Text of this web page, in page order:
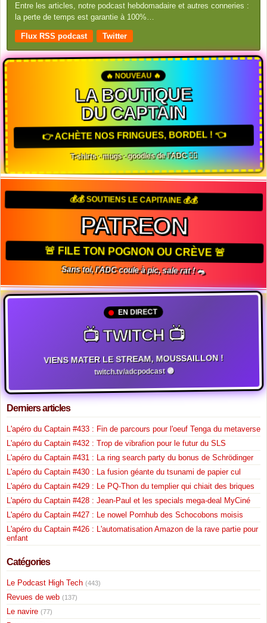
Entre les articles, notre podcast hebdomadaire et autres conneries :
la perte de temps est garantie à 100%…
Flux RSS podcast Twitter
🔥 NOUVEAU 🔥
LA BOUTIQUE
DU CAPTAIN
👉 ACHÈTE NOS FRINGUES, BORDEL ! 👈
T-shirts · mugs · goodies de l'ADC 🏴‍☠️
💰💰 SOUTIENS LE CAPITAINE 💰💰
PATREON
🚨 FILE TON POGNON OU CRÈVE 🚨
Sans toi, l'ADC coule à pic, sale rat ! 🐀
EN DIRECT
📺 TWITCH 📺
VIENS MATER LE STREAM, MOUSSAILLON !
twitch.tv/adcpodcast 🟣
Derniers articles
L'apéro du Captain #433 : Fin de parcours pour l'oeuf Tenga du metaverse
L'apéro du Captain #432 : Trop de vibrafion pour le futur du SLS
L'apéro du Captain #431 : La ring search party du bonus de Schrödinger
L'apéro du Captain #430 : La fusion géante du tsunami de papier cul
L'apéro du Captain #429 : Le PQ-Thon du templier qui chiait des briques
L'apéro du Captain #428 : Jean-Paul et les specials mega-deal MyCiné
L'apéro du Captain #427 : Le nowel Pornhub des Schocobons moisis
L'apéro du Captain #426 : L'automatisation Amazon de la rave partie pour
enfant
Catégories
Le Podcast High Tech (443)
Revues de web (137)
Le navire (77)